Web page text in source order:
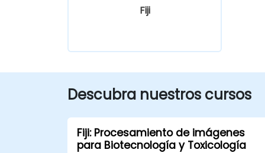
Fiji
Descubra nuestros cursos
Fiji: Procesamiento de imágenes
para Biotecnología y Toxicología